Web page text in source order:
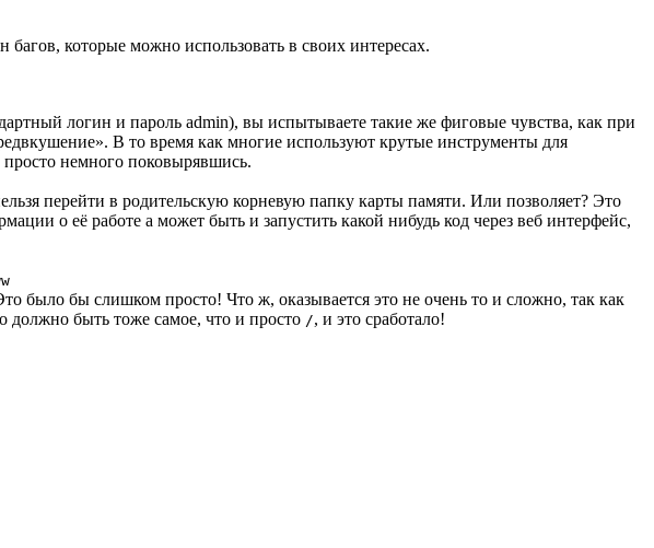
которые можно использовать в своих интересах.
логин и пароль admin), вы испытываете такие же фиговые чувства, как при
В то время как многие используют крутые инструменты для
просто немного поковырявшись.
перейти в родительскую корневую папку карты памяти. Или позволяет? Это
о её работе а может быть и запустить какой нибудь код через веб интерфейс,
было бы слишком просто! Что ж, оказывается это не очень то и сложно, так как
должно быть тоже самое, что и просто /, и это сработало!